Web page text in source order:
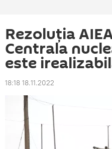
Rezoluția
Centrala
este
18:18 18.11.2022